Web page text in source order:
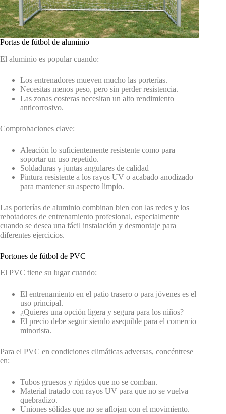
Portas de fútbol de aluminio
El aluminio es popular cuando:
Los entrenadores mueven mucho las porterías.
Necesitas menos peso, pero sin perder resistencia.
Las zonas costeras necesitan un alto rendimiento
anticorrosivo.
Comprobaciones clave:
Aleación lo suficientemente resistente como para
soportar un uso repetido.
Soldaduras y juntas angulares de calidad
Pintura resistente a los rayos UV o acabado anodizado
para mantener su aspecto limpio.
Las porterías de aluminio combinan bien con las redes y los
rebotadores de entrenamiento profesional, especialmente
cuando se desea una fácil instalación y desmontaje para
diferentes ejercicios.
Portones de fútbol de PVC
El PVC tiene su lugar cuando:
El entrenamiento en el patio trasero o para jóvenes es el
uso principal.
¿Quieres una opción ligera y segura para los niños?
El precio debe seguir siendo asequible para el comercio
minorista.
Para el PVC en condiciones climáticas adversas, concéntrese
en:
Tubos gruesos y rígidos que no se comban.
Material tratado con rayos UV para que no se vuelva
quebradizo.
Uniones sólidas que no se aflojan con el movimiento.